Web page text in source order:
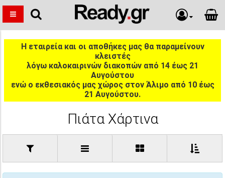
Η εταιρεία και οι αποθήκες μας θα παραμείνουν
κλειστές
λόγω καλοκαιρινών διακοπών από 14 έως 21
Αυγούστου
ενώ ο εκθεσιακός μας χώρος στον Άλιμο από 10 έως
21 Αυγούστου.
Πιάτα Χάρτινα